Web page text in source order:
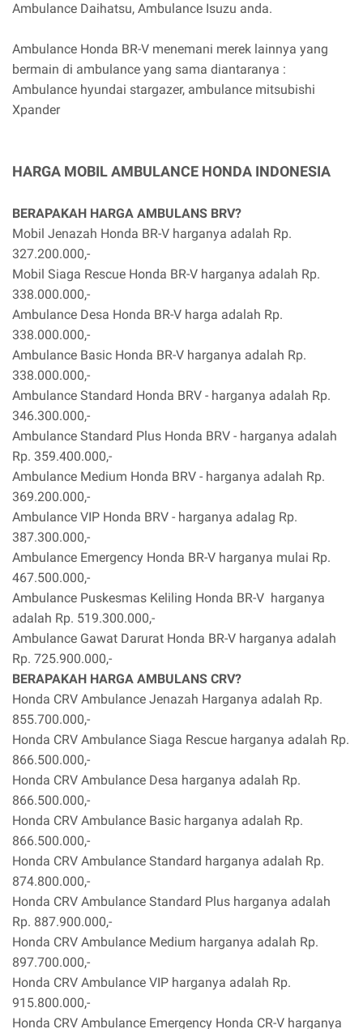
Ambulance Daihatsu, Ambulance Isuzu anda.
Ambulance Honda BR-V menemani merek lainnya yang
bermain di ambulance yang sama diantaranya :
Ambulance hyundai stargazer, ambulance mitsubishi
Xpander
HARGA MOBIL AMBULANCE HONDA INDONESIA
BERAPAKAH HARGA AMBULANS BRV?
Mobil Jenazah Honda BR-V harganya adalah Rp.
327.200.000,-
Mobil Siaga Rescue Honda BR-V harganya adalah Rp.
338.000.000,-
Ambulance Desa Honda BR-V harga adalah Rp.
338.000.000,-
Ambulance Basic Honda BR-V harganya adalah Rp.
338.000.000,-
Ambulance Standard Honda BRV - harganya adalah Rp.
346.300.000,-
Ambulance Standard Plus Honda BRV - harganya adalah
Rp. 359.400.000,-
Ambulance Medium Honda BRV - harganya adalah Rp.
369.200.000,-
Ambulance VIP Honda BRV - harganya adalag Rp.
387.300.000,-
Ambulance Emergency Honda BR-V harganya mulai Rp.
467.500.000,-
Ambulance Puskesmas Keliling Honda BR-V harganya
adalah Rp. 519.300.000,-
Ambulance Gawat Darurat Honda BR-V harganya adalah
Rp. 725.900.000,-
BERAPAKAH HARGA AMBULANS CRV?
Honda CRV Ambulance Jenazah Harganya adalah Rp.
855.700.000,-
Honda CRV Ambulance Siaga Rescue harganya adalah Rp.
866.500.000,-
Honda CRV Ambulance Desa harganya adalah Rp.
866.500.000,-
Honda CRV Ambulance Basic harganya adalah Rp.
866.500.000,-
Honda CRV Ambulance Standard harganya adalah Rp.
874.800.000,-
Honda CRV Ambulance Standard Plus harganya adalah
Rp. 887.900.000,-
Honda CRV Ambulance Medium harganya adalah Rp.
897.700.000,-
Honda CRV Ambulance VIP harganya adalah Rp.
915.800.000,-
Honda CRV Ambulance Emergency Honda CR-V harganya